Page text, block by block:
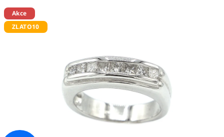
Akce
ZLATO10